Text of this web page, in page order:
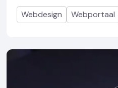
Webdesign Webportaal